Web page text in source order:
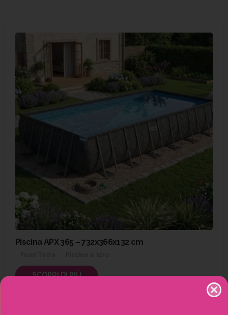
Piscina APX 365 – 732x366x132 cm
SCOPRI DI PIÙ